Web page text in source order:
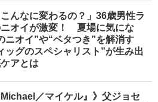
こんなに変わるの？」36歳男性ラ
ニオイが激変！ 夏場に気にな
ニオイ”や“ベタつき”を解消す
ッグのスペシャリスト”が生み出
アとは
Michael／マイケル』》父ジョセ